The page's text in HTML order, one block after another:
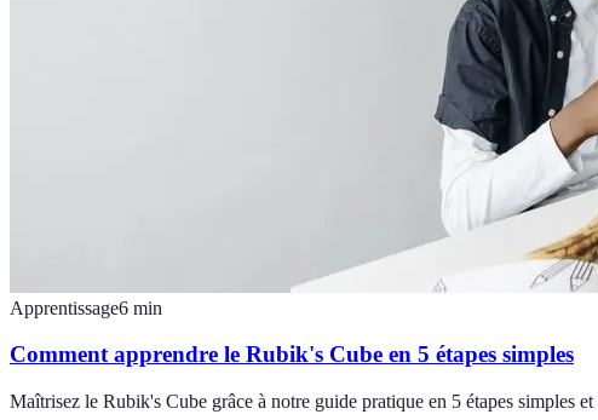
Apprentissage6 min
Comment apprendre le Rubik's Cube en 5 étapes simples
Maîtrisez le Rubik's Cube grâce à notre guide pratique en 5 étapes simples et